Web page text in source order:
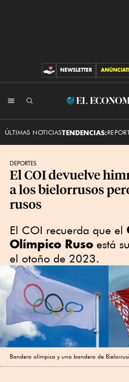
CONTRIBUCIONES
NEWSLETTER
El
ÚLTIMAS NOTICIASTENDENCIAS:
DEPORTES
El COI devuelve
a los bielorrusos
rusos
El COI recuerda que el
Olímpico Ruso está
el otoño de 2023.
Bandera olímpica y una bandera de